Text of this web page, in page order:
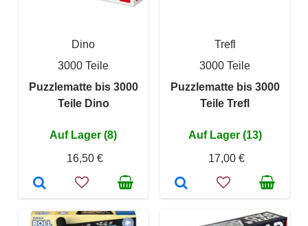
Dino
3000 Teile
Puzzlematte bis 3000
Teile Dino
Auf Lager (8)
16,50 €
Trefl
3000 Teile
Puzzlematte bis 3000
Teile Trefl
Auf Lager (13)
17,00 €